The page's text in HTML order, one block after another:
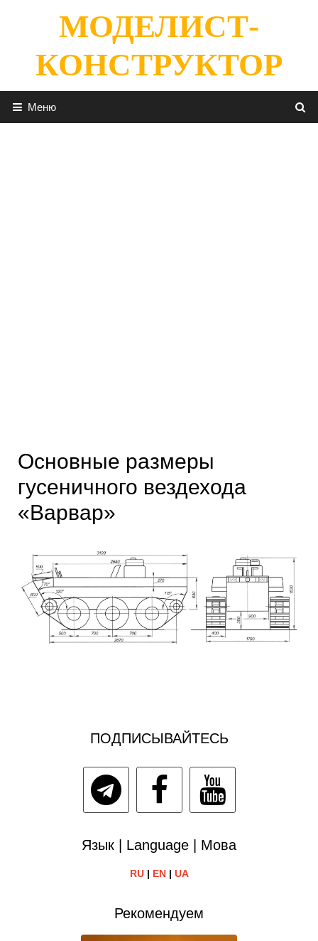
содержимомуМОДЕЛИСТ-
КОНСТРУКТОР
Меню
Основные размеры
гусеничного вездехода
«Варвар»
ПОДПИСЫВАЙТЕСЬ
Язык | Language | Мова
RU| EN| UA
Рекомендуем